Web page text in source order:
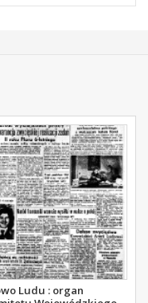
Ludu : organ